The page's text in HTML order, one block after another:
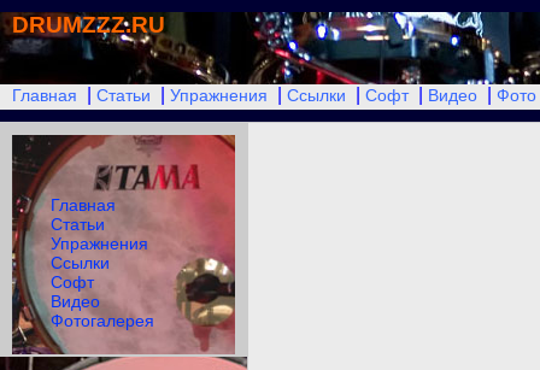
DRUMZZZ.RU
Главная Статьи Упражнения Ссылки Софт Видео Фото
Главная
Статьи
Упражнения
Ссылки
Софт
Видео
Фотогалерея